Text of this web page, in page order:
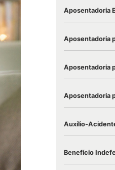
Aposentadoria
Aposentadoria
Aposentadoria
Aposentadoria
Auxílio-
Benefício